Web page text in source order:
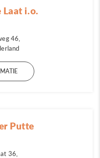
Laat i.o.
46,
Putte
36,